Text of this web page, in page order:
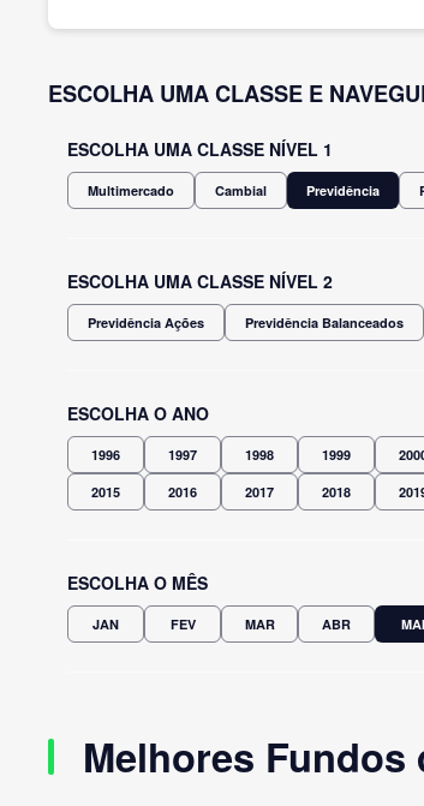
ESCOLHA UMA CLASSE E
ESCOLHA UMA CLASSE NÍVEL 1
Multimercado Cambial Previdência
ESCOLHA UMA CLASSE NÍVEL 2
Previdência Ações Previdência Balanceados
ESCOLHA O ANO
1996 1997 1998 1999
2015 2016 2017 2018
ESCOLHA O MÊS
JAN FEV MAR ABR MAI
Melhores Fundos